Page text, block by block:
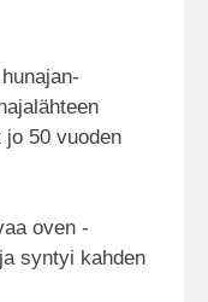
50 vuoden
oven -
syntyi kahden